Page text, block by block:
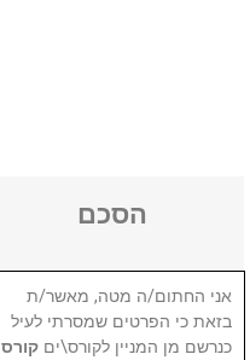
הסכם
אני החתום/ה מטה, מאשר/ת
בזאת כי הפרטים שמסרתי לעיל
כנרשם מן המניין לקורס\ים קורס